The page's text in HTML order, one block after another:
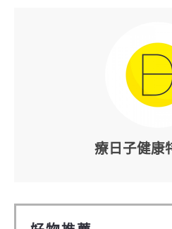
療日子健康